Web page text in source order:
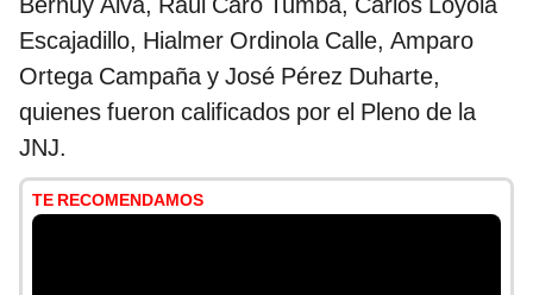
Escajadillo, Hialmer Ordinola Calle, Amparo
Ortega Campaña y José Pérez Duharte,
quienes fueron calificados por el Pleno de la
JNJ.
TE RECOMENDAMOS